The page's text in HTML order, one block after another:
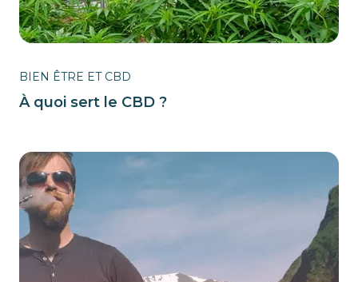
BIEN ÊTRE ET CBD
À quoi sert le CBD ?